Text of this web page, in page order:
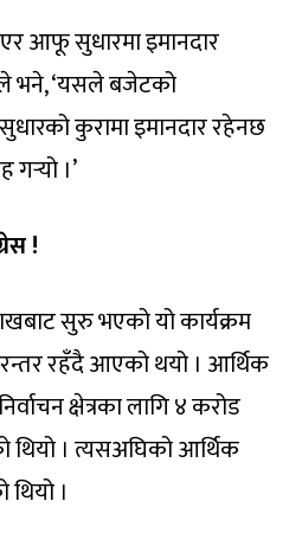
आफू सुधारमा इमानदार
भने, ‘यसले बजेटको
कुरामा इमानदार रहेनछ
गर्‍यो ।’
!
सुरु भएको यो कार्यक्रम
रहँदै आएको थयो । आर्थिक
क्षेत्रका लागि ४ करोड
थियो । त्यसअघिको आर्थिक
।